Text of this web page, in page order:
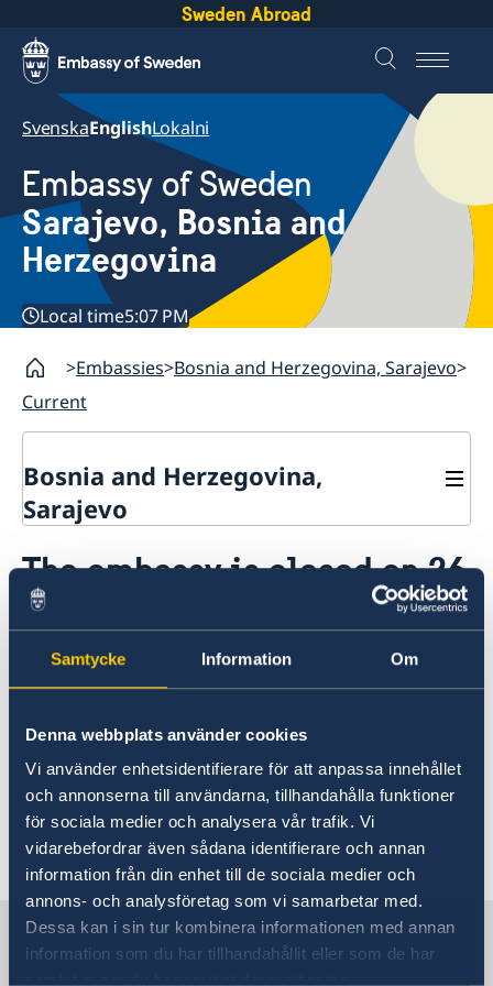
Samtycke Information Om
Denna webbplats använder cookies
Vi använder enhetsidentifierare för att anpassa innehållet
och annonserna till användarna, tillhandahålla funktioner
för sociala medier och analysera vår trafik. Vi
vidarebefordrar även sådana identifierare och annan
information från din enhet till de sociala medier och
annons- och analysföretag som vi samarbetar med.
Dessa kan i sin tur kombinera informationen med annan
information som du har tillhandahållit eller som de har
Sweden Abroad
SvenskaEnglishLokalni
Embassy of Sweden
Sarajevo, Bosnia and
Herzegovina
Local time5:07 PM
Embassies Bosnia and Herzegovina, Sarajevo
Current
Bosnia and Herzegovina,
Sarajevo
About us
Data protection policy
Current
The embassy is closed on 26
December and 2 January
09 Dec 2022
The embassy is closed on 26
December and 2 January due to public
holidays.
Sweden in Bosnia and
Herzegovina